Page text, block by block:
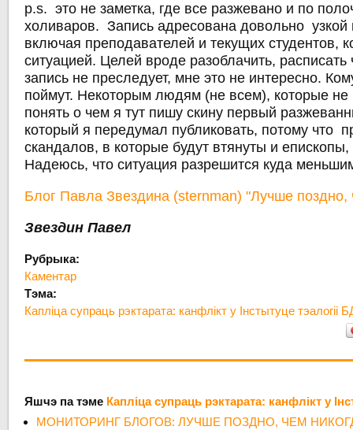
p.s. это не заметка, где все разжевано и по
холиваров. Запись адресована довольно узкой
включая преподавателей и текущих студентов,
ситуацией. Целей вроде разоблачить, расписать
запись не преследует, мне это не интересно.
поймут. Некоторым людям (не всем), которые не
понять о чем я тут пишу скину первый
который я передумал публиковать, потому что
скандалов, в которые будут втянуты и
Надеюсь, что ситуация разрешится куда
Блог Павла Звездина (sternman) "Лучше поздно,
Звездин Павел
Рубрыка:
Каментар
Тэма:
Капліца супраць рэктарата: канфлікт у Інстытуце тэалогіі
Яшчэ па тэме Капліца супраць рэктарата: канфлікт у
МОНИТОРИНГ БЛОГОВ: ЛУЧШЕ ПОЗДНО, ЧЕМ